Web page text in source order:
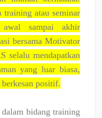
training atau seminar
sampai akhir
bersama Motivator
selalu mendapatkan
yang luar biasa,
positif.
dalam bidang training